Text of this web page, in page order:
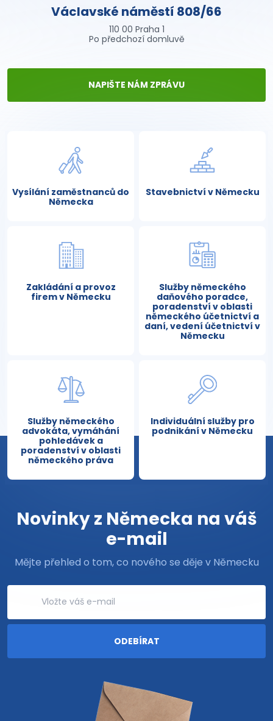
Václavské náměstí 808/66
110 00 Praha 1
Po předchozí domluvě
NAPIŠTE NÁM ZPRÁVU
Vysílání zaměstnanců do
Německa
Stavebnictví v Německu
Zakládání a provoz
firem v Německu
Služby německého
daňového poradce,
poradenství v oblasti
německého účetnictví a
daní, vedení účetnictví v
Německu
Služby německého
advokáta, vymáhání
pohledávek a
poradenství v oblasti
německého práva
Individuální služby pro
podnikání v Německu
Novinky z Německa na váš
e-mail
Mějte přehled o tom, co nového se děje v Německu